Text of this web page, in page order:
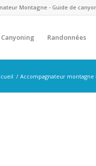
Montagne - Guide de
Canyoning Randonnées
/ Accompagnateur montagne